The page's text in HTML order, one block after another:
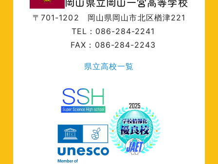
〒701-1202 岡山県岡山市北区楢津221
TEL：086-284-2241
FAX：086-284-2243
県立高校一覧